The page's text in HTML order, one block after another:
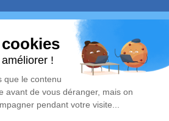
Devis obsèques
prévoyance
marbrerie